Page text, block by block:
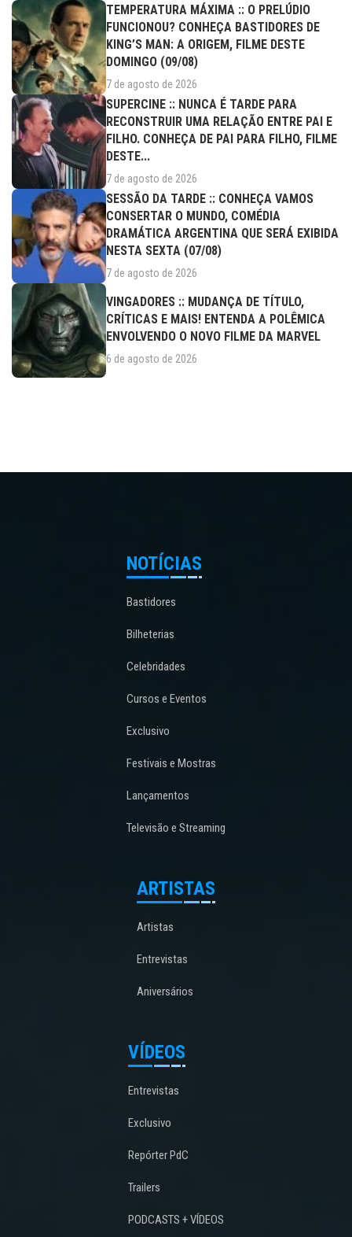
TEMPERATURA MÁXIMA :: O PRELÚDIO
FUNCIONOU? CONHEÇA BASTIDORES DE
KING’S MAN: A ORIGEM, FILME DESTE
DOMINGO (09/08)
7 de agosto de 2026
SUPERCINE :: NUNCA É TARDE PARA
RECONSTRUIR UMA RELAÇÃO ENTRE PAI E
FILHO. CONHEÇA DE PAI PARA FILHO, FILME
DESTE...
7 de agosto de 2026
SESSÃO DA TARDE :: CONHEÇA VAMOS
CONSERTAR O MUNDO, COMÉDIA
DRAMÁTICA ARGENTINA QUE SERÁ EXIBIDA
NESTA SEXTA (07/08)
7 de agosto de 2026
VINGADORES :: MUDANÇA DE TÍTULO,
CRÍTICAS E MAIS! ENTENDA A POLÊMICA
ENVOLVENDO O NOVO FILME DA MARVEL
6 de agosto de 2026
NOTÍCIAS
Bastidores
Bilheterias
Celebridades
Cursos e Eventos
Exclusivo
Festivais e Mostras
Lançamentos
Televisão e Streaming
ARTISTAS
Artistas
Entrevistas
Aniversários
VÍDEOS
Entrevistas
Exclusivo
Repórter PdC
Trailers
PODCASTS + VÍDEOS